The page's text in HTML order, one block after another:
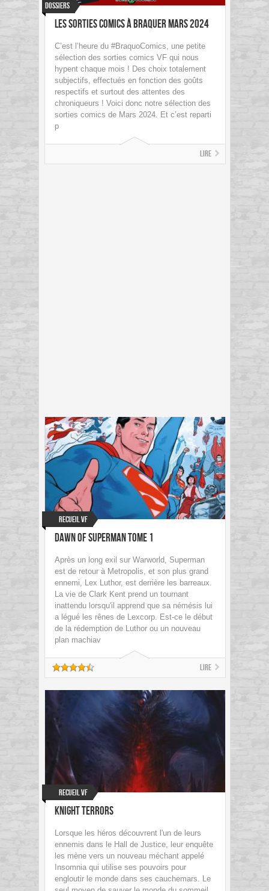
Dossiers
Les sorties Comics à braquer Mars 2024
C’est l’heure du #BraquoComics, une petite
sélection des sorties comics VF qui nous
hypent chaque mois ! Des choix totalement
subjectifs, effectués en fonction des goûts
respectifs et surtout des attentes des
chroniqueurs ! Voici donc notre sélection des
sorties comics de Mars 2024. Et c’est reparti
p
Lire
Recueil VF
Dawn of Superman tome 1
Après un long exil sur Warworld, Superman
est de retour à Metropolis, et son plus grand
ennemi, Lex Luthor, est derrière les barreaux.
La vie de Clark Kent prend un tournant
inattendu lorsqu'il apprend que sa némésis lui
a légué les rênes de Lexcorp. Est-ce le début
de la rédemption de Luthor ou un nouveau
plan machiav
Lire
Recueil VF
Knight Terrors
Lorsque les héros découvrent l'un de leurs
ennemis dans le Hall de Justice, leur enquête
les mène vers un nouveau méchant appelé
Insomnia qui utilise ses pouvoirs pour
engloutir le monde dans ses cauchemars. Le